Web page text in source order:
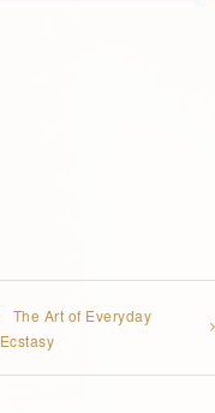
The Art of Everyday
Ecstasy